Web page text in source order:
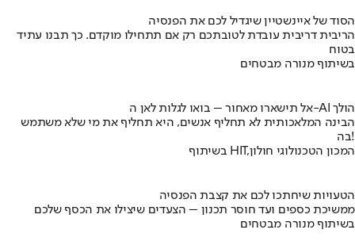
הסוד של איינשטיין שיגדיל לכם את הפנסיה
הריבית דריבית עובדת לטובתכם רק אם תתחילו מוקדם. כך תבנו עתיד
בטוח
בשיתוף מנורה מבטחים
אל תישארו מאחור – בואו לגלות לאן ה-AI הולך
הבינה המלאכותית לא תחליף אנשים, היא תחליף את מי שלא משתמש
בה!
בשיתוף HIT,המכון הטכנולוגי חולון
הטעויות שיחתכו לכם את קצבת הפנסיה
ממשיכת כספים ועד חוסר תכנון – הצעדים שיצילו את הכסף שלכם
בשיתוף מנורה מבטחים